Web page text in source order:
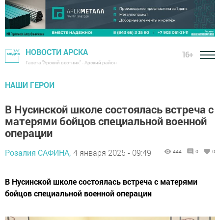
НОВОСТИ АРСКА
Газета "Арский вестник" - Арский район
16+
НАШИ ГЕРОИ
В Нусинской школе состоялась встреча с
матерями бойцов специальной военной
операции
Розалия САФИНА, 4 января 2025 - 09:49 444 0 0
В Нусинской школе состоялась встреча с матерями
бойцов специальной военной операции